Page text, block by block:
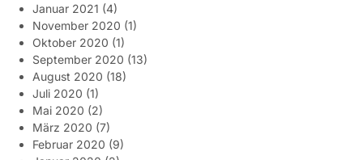
Januar 2021 (4)
November 2020 (1)
Oktober 2020 (1)
September 2020 (13)
August 2020 (18)
Juli 2020 (1)
Mai 2020 (2)
März 2020 (7)
Februar 2020 (9)